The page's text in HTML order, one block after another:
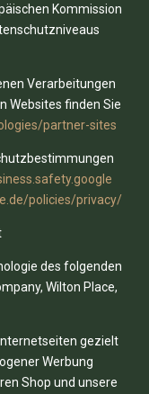
Kommission
Verarbeitungen
Websites finden Sie
/partner-sites
/policies/privacy/
des folgenden
Wilton Place,
gezielt
Werbung
Shop und unsere